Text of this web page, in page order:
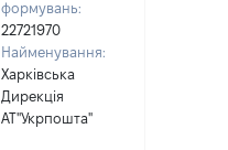
формувань:
22721970
Найменування:
Харківська
Дирекція
АТ"Укрпошта"